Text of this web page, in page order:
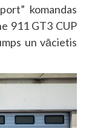
komandas
911 GT3 CUP
un vācietis